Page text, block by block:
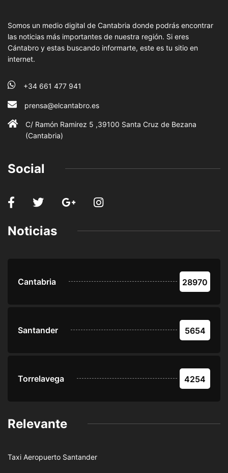
Somos un medio digital de Cantabria donde podrás encontrar
las noticias más importantes de nuestra región. Si eres
Cántabro y estas buscando informarte, este es tu sitio en
internet.
+34 661 477 941
prensa@elcantabro.es
C/ Ramón Ramirez 5 ,39100 Santa Cruz de Bezana
(Cantabria)
Social
Noticias
Cantabria 28970
Santander 5654
Torrelavega 4254
Relevante
Taxi Aeropuerto Santander